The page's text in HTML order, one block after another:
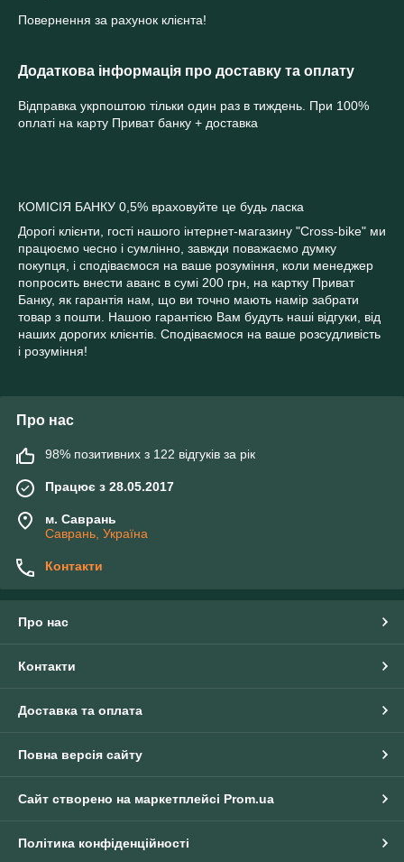
Повернення за рахунок клієнта!
Додаткова інформація про доставку та оплату
Відправка укрпоштою тільки один раз в тиждень. При 100%
оплаті на карту Приват банку + доставка
КОМІСІЯ БАНКУ 0,5% враховуйте це будь ласка
Дорогі клієнти, гості нашого інтернет-магазину "Cross-bike" ми
працюємо чесно і сумлінно, завжди поважаємо думку
покупця, і сподіваємося на ваше розуміння, коли менеджер
попросить внести аванс в сумі 200 грн, на картку Приват
Банку, як гарантія нам, що ви точно мають намір забрати
товар з пошти. Нашою гарантією Вам будуть наші відгуки, від
наших дорогих клієнтів. Сподіваємося на ваше розсудливість
і розуміння!
Про нас
98% позитивних з 122 відгуків за рік
Працює з 28.05.2017
м. Саврань
Саврань, Україна
Контакти
Про нас
Контакти
Доставка та оплата
Повна версія сайту
Сайт створено на маркетплейсі Prom.ua
Політика конфіденційності